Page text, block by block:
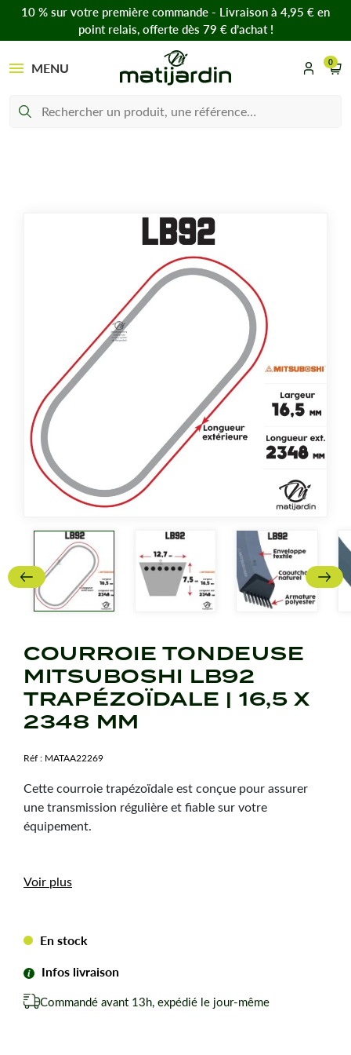
10 % sur votre première commande - Livraison à 4,95 € en
point relais, offerte dès 79 € d’achat !
MENU 0
COURROIE TONDEUSE
MITSUBOSHI LB92
TRAPÉZOÏDALE | 16,5 X
2348 MM
Réf : MATAA22269
Cette courroie trapézoïdale est conçue pour assurer
une transmission régulière et fiable sur votre
équipement.
Caractéristiques
Dimension :
Type de courroie :
Marque :Mitsuboshi
Voir plus
En stock
Infos livraison
Commandé avant 13h, expédié le jour-même